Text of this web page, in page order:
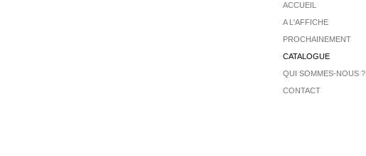
ACCUEIL
A L'AFFICHE
PROCHAINEMENT
CATALOGUE
QUI SOMMES-NOUS ?
CONTACT